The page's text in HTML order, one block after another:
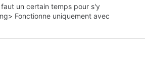
un certain temps pour s'y
Fonctionne uniquement avec